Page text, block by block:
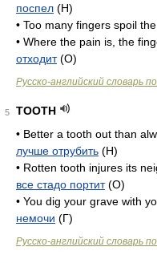
поспел (H)
• Too many fingers spoil
• Where the pain is, the
отходит(O)
Русско-английский словарь
5
TOOTH
• Better a tooth out than
лучше отрубить (H)
• Rotten tooth injures its
все стадо портит(O)
• You dig your grave with
немочи (Г)
Русско-английский словарь